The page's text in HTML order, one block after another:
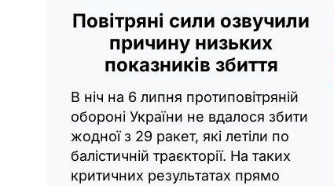
Повітряні сили озвучили
причину низьких
показників збиття
В ніч на 6 липня протиповітряній
обороні України не вдалося збити
жодної з 29 ракет, які летіли по
балістичній траєкторії. На таких
критичних результатах прямо